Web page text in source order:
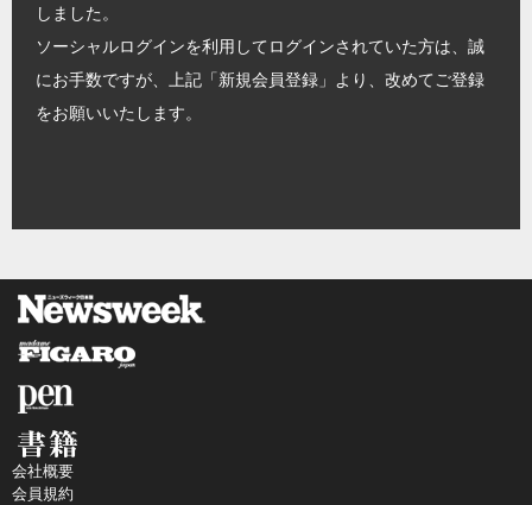
しました。
ソーシャルログインを利用してログインされていた方は、誠
にお手数ですが、上記「新規会員登録」より、改めてご登録
をお願いいたします。
会社概要
会員規約